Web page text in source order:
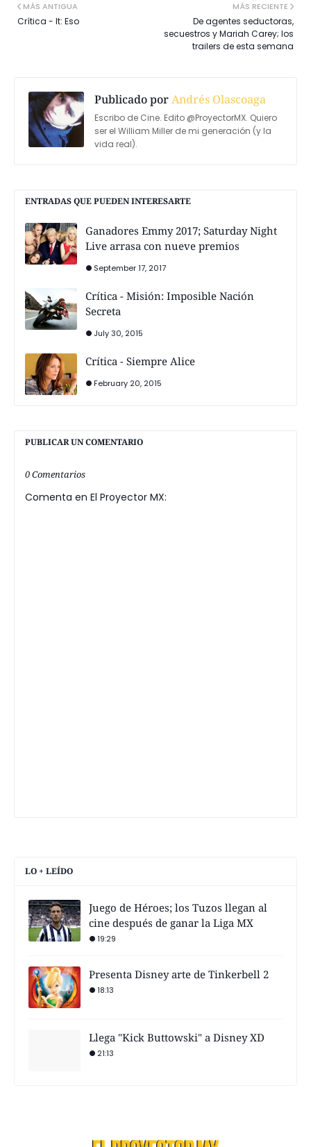
MÁS RECIENTE
De agentes seductoras,
secuestros y Mariah Carey; los
trailers de esta semana
MÁS ANTIGUA
Crítica - It: Eso
Publicado porAndrés Olascoaga
Escribo de Cine. Edito @ProyectorMX. Quiero
ser el William Miller de mi generación (y la
vida real).
ENTRADAS QUE PUEDEN INTERESARTE
Ganadores Emmy 2017; Saturday Night
Live arrasa con nueve premios
September 17, 2017
Crítica - Misión: Imposible Nación
Secreta
July 30, 2015
Crítica - Siempre Alice
February 20, 2015
PUBLICAR UN COMENTARIO
0 Comentarios
Comenta en El Proyector MX:
LO + LEÍDO
Juego de Héroes; los Tuzos llegan al
cine después de ganar la Liga MX
19:29
Presenta Disney arte de Tinkerbell 2
18:13
Llega "Kick Buttowski" a Disney XD
21:13